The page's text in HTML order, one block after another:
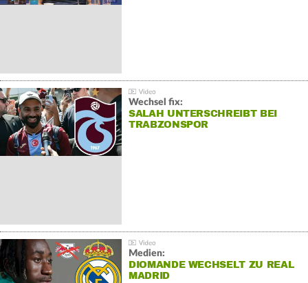
Wechsel fix:
SALAH UNTERSCHREIBT BEI
TRABZONSPOR
Medien:
DIOMANDE WECHSELT ZU REAL
MADRID